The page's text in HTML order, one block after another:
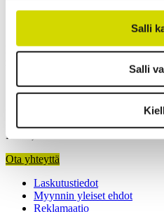
Salli
Salli
Kiinnostuitko? Ota yhteyttä
Pärnu, Viro
Ota yhteyttä
Laskutustiedot
Myynnin yleiset ehdot
Reklamaatio